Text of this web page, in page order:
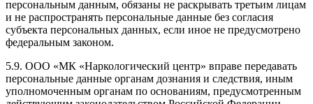
персональным данным, обязаны не раскрывать третьим лицам
и не распространять персональные данные без согласия
субъекта персональных данных, если иное не предусмотрено
федеральным законом.
5.9. ООО «МК «Наркологический центр» вправе передавать
персональные данные органам дознания и следствия, иным
уполномоченным органам по основаниям, предусмотренным